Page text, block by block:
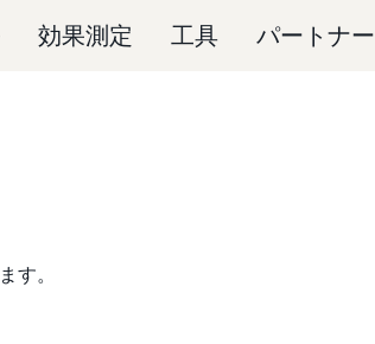
効果測定 工具 パートナー
す。